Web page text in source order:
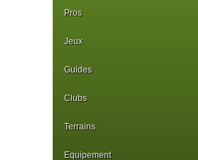
Pros
Jeux
Guides
Clubs
Terrains
Equipement